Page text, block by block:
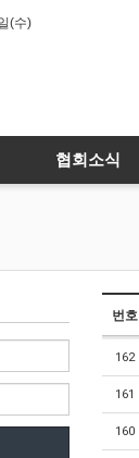
(수)
협회소식
번호
162
161
160